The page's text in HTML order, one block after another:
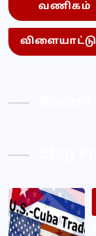
வணிகம்
விளையாட்டு